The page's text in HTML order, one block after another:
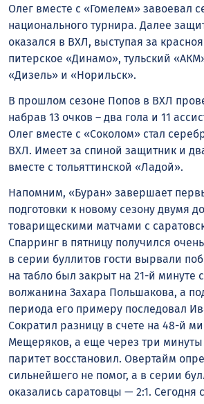
Олег вместе с «Гомелем» завоевал
национального турнира. Далее
оказался в ВХЛ, выступая за
питерское «Динамо», тульский
«Дизель» и «Норильск».
В прошлом сезоне Попов в ВХЛ
набрав 13 очков – два гола и 11
Олег вместе с «Соколом» стал
ВХЛ. Имеет за спиной защитник и
вместе с тольяттинской «Ладой».
Напомним, «Буран» завершает
подготовки к новому сезону двумя
товарищескими матчами с
Спарринг в пятницу получился
в серии буллитов гости вырвали
на табло был закрыт на 21-й минуте
волжанина Захара Польшакова, а
периода его примеру последовал
Сократил разницу в счете на 48-й
Мещеряков, а еще через три
паритет восстановил. Овертайм
сильнейшего не помог, а в серии
оказались саратовцы — 2:1. Сегодня